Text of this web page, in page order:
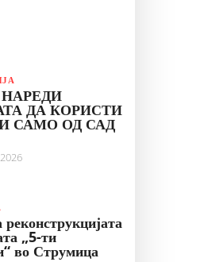
ДА КОРИСТИ
САМО ОД САД
„5-ти
во Струмица